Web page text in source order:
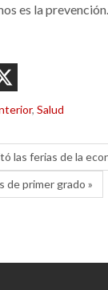
es la prevención.
, Salud
las ferias de la
primer grado »